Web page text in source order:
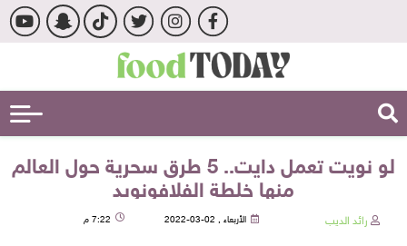
لو نويت تعمل دايت.. 5 طرق سحرية حول العالم
منها خلطة الفلافونويد
رائد الديب الأربعاء , 02-03-2022 7:22 م